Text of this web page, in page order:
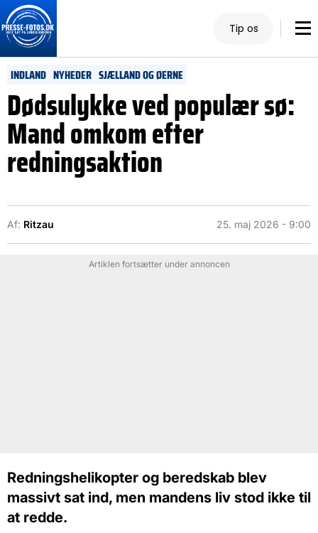
Tip os
INDLAND NYHEDER SJÆLLAND OG ØERNE
Dødsulykke ved populær sø:
Mand omkom efter
redningsaktion
Af: Ritzau 25. maj 2026 - 9:00
Artiklen fortsætter under annoncen
Redningshelikopter og beredskab blev
massivt sat ind, men mandens liv stod ikke til
at redde.